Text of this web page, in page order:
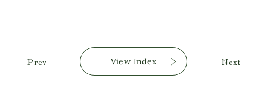
Prev View Index Next